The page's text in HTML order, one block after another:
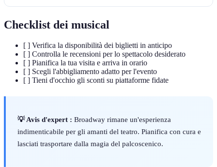
Checklist dei musical
[ ] Verifica la disponibilità dei biglietti in anticipo
[ ] Controlla le recensioni per lo spettacolo desiderato
[ ] Pianifica la tua visita e arriva in orario
[ ] Scegli l'abbigliamento adatto per l'evento
[ ] Tieni d'occhio gli sconti su piattaforme fidate
💡 Avis d'expert : Broadway rimane un'esperienza
indimenticabile per gli amanti del teatro. Pianifica con cura e
lasciati trasportare dalla magia del palcoscenico.